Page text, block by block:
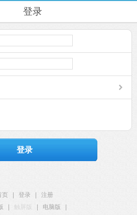
登录
登录
页 登录
注册
触屏版 电脑版